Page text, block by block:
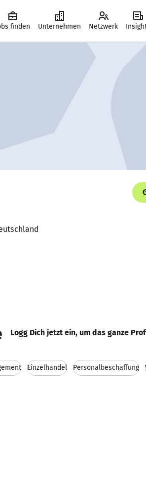
finden Unternehmen Netzwerk
Logg Dich jetzt ein, um das ganze
Einzelhandel Personalbeschaffung